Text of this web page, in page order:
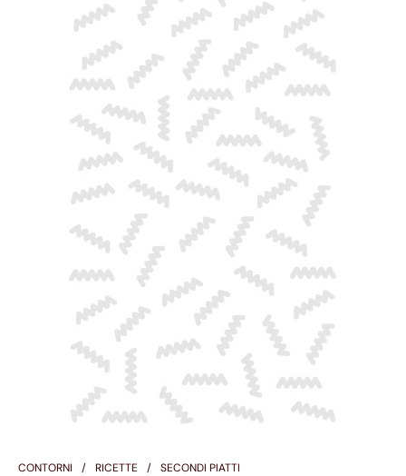
CONTORNI RICETTE SECONDI PIATTI